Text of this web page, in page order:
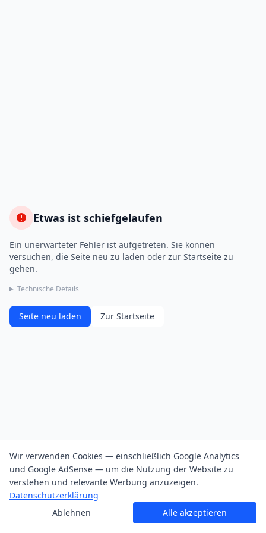
Etwas ist schiefgelaufen
Ein unerwarteter Fehler ist aufgetreten. Sie konnen
versuchen, die Seite neu zu laden oder zur Startseite zu
gehen.
Technische Details
Seite neu laden Zur Startseite
Wir verwenden Cookies — einschließlich Google Analytics
und Google AdSense — um die Nutzung der Website zu
verstehen und relevante Werbung anzuzeigen.
Datenschutzerklärung
Ablehnen
Alle akzeptieren